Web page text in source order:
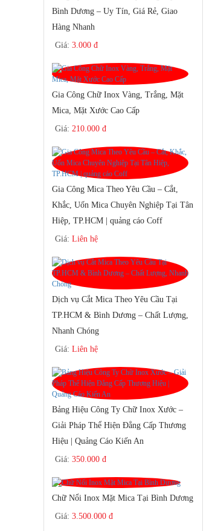
Bình Dương – Uy Tín, Giá Rẻ, Giao
Hàng Nhanh
Giá: 3.000 đ
Gia Công Chữ Inox Vàng, Trắng, Mặt
Mica, Mặt Xước Cao Cấp
Giá: 210.000 đ
Gia Công Mica Theo Yêu Cầu – Cắt,
Khắc, Uốn Mica Chuyên Nghiệp Tại Tân
Hiệp, TP.HCM | quảng cáo Coff
Giá: Liên hệ
Dịch vụ Cắt Mica Theo Yêu Cầu Tại
TP.HCM & Bình Dương – Chất Lượng,
Nhanh Chóng
Giá: Liên hệ
Bảng Hiệu Công Ty Chữ Inox Xước –
Giải Pháp Thể Hiện Đẳng Cấp Thương
Hiệu | Quảng Cáo Kiến An
Giá: 350.000 đ
Chữ Nổi Inox Mặt Mica Tại Bình Dương
Giá: 3.500.000 đ